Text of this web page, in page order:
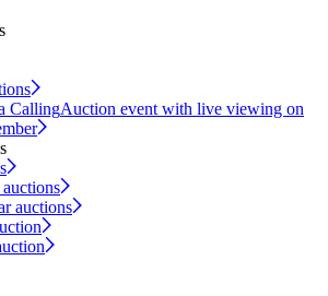
CallingAuction event with live viewing on
auctions